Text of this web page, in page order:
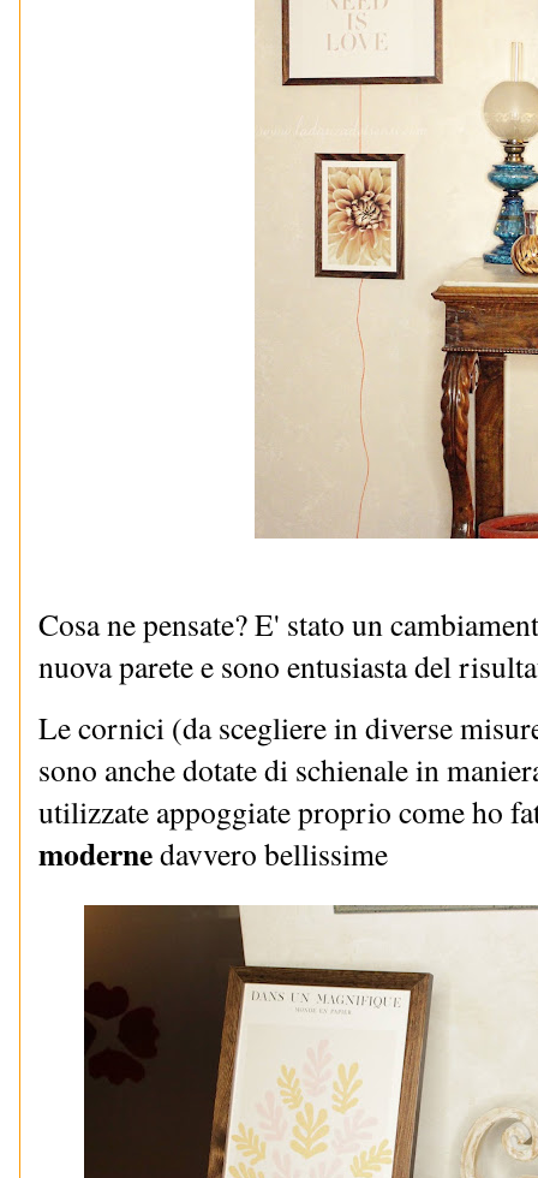
Cosa ne pensate? E' stato un
nuova parete e sono entusiasta del
Le cornici (da scegliere in diverse
sono anche dotate di schienale in
utilizzate appoggiate proprio come ho
modernedavvero bellissime